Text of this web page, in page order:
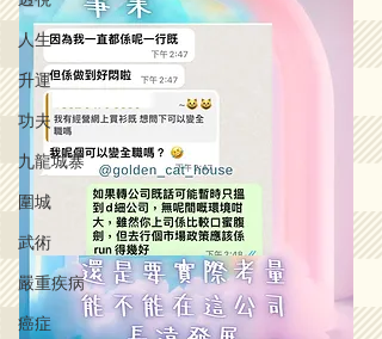
人生
升運
功夫
九龍城寨
圍城
武術
嚴重疾病
癌症